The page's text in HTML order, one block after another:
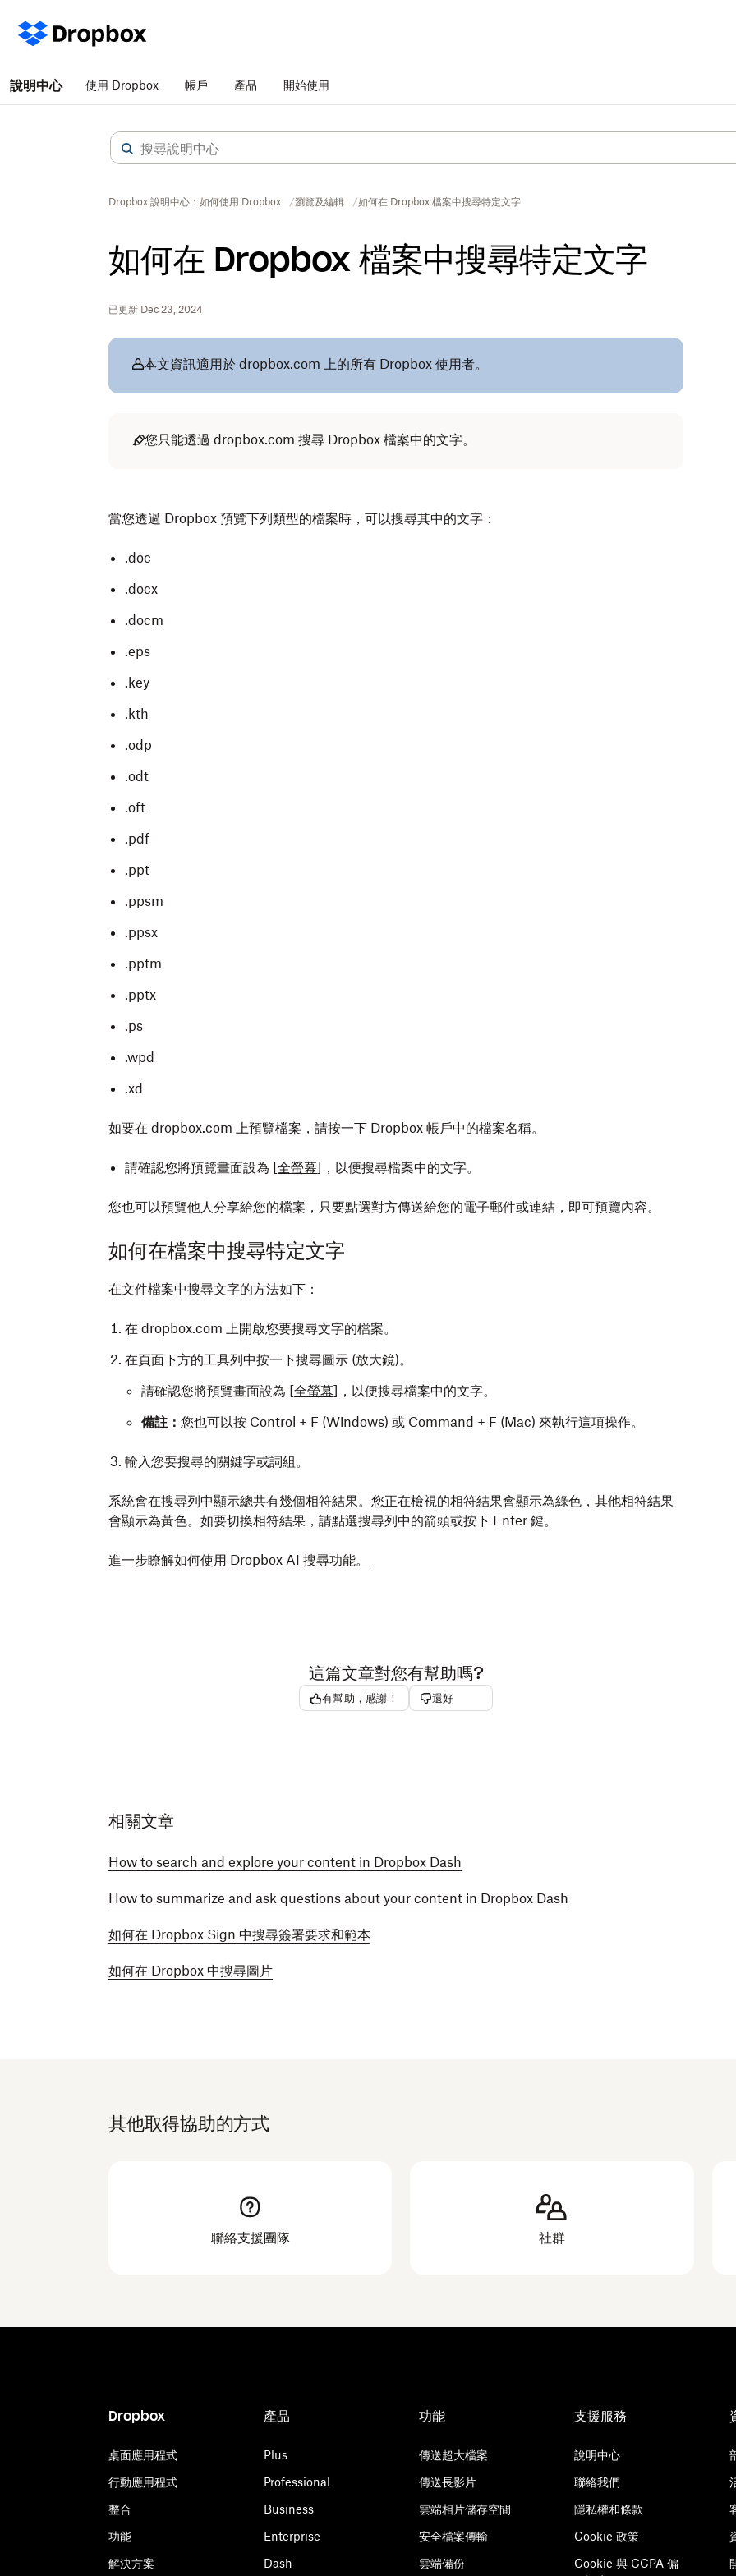
說明中心 使用 Dropbox 帳戶 產品 開始使用
Dropbox 說明中心：如何使用 Dropbox 瀏覽及編輯 如何在 Dropbox 檔案中搜尋特定文字
如何在 Dropbox 檔案中搜尋特定文字
已更新 Dec 23, 2024
本文資訊適用於 dropbox.com 上的所有 Dropbox 使用者。
您只能透過 dropbox.com 搜尋 Dropbox 檔案中的文字。
當您透過 Dropbox 預覽下列類型的檔案時，可以搜尋其中的文字：
.doc
.docx
.docm
.eps
.key
.kth
.odp
.odt
.oft
.pdf
.ppt
.ppsm
.ppsx
.pptm
.pptx
.ps
.wpd
.xd
如要在 dropbox.com 上預覽檔案，請按一下 Dropbox 帳戶中的檔案名稱。
請確認您將預覽畫面設為 [全螢幕]，以便搜尋檔案中的文字。
您也可以預覽他人分享給您的檔案，只要點選對方傳送給您的電子郵件或連結，即可預覽內容。
如何在檔案中搜尋特定文字
在文件檔案中搜尋文字的方法如下：
在 dropbox.com 上開啟您要搜尋文字的檔案。
在頁面下方的工具列中按一下搜尋圖示 (放大鏡)。
請確認您將預覽畫面設為 [全螢幕]，以便搜尋檔案中的文字。
備註： 您也可以按 Control + F (Windows) 或 Command + F (Mac) 來執行這項操作。
輸入您要搜尋的關鍵字或詞組。
系統會在搜尋列中顯示總共有幾個相符結果。您正在檢視的相符結果會顯示為綠色，其他相符結果
會顯示為黃色。如要切換相符結果，請點選搜尋列中的箭頭或按下 Enter 鍵。
進一步瞭解如何使用 Dropbox AI 搜尋功能。
這篇文章對您有幫助嗎?
有幫助，感謝！ 還好
相關文章
How to search and explore your content in Dropbox Dash
How to summarize and ask questions about your content in Dropbox Dash
如何在 Dropbox Sign 中搜尋簽署要求和範本
如何在 Dropbox 中搜尋圖片
其他取得協助的方式
聯絡支援團隊 社群
Dropbox
桌面應用程式
行動應用程式
整合
功能
解決方案
產品
Plus
Professional
Business
Enterprise
Dash
功能
傳送超大檔案
傳送長影片
雲端相片儲存空間
安全檔案傳輸
雲端備份
支援服務
說明中心
聯絡我們
隱私權和條款
Cookie 政策
Cookie 與 CCPA 偏